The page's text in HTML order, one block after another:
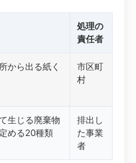
処理の
責任者
から出る紙く
市区町
村
生じる廃棄物
める20種類
排出し
た事業
者